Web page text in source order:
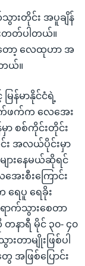
ားတိုင်း အပူချိန်
တတ်ပါတယ်။
တော့ လေထုဟာ အ
ယ်။
ြန်မာနိုင်ငံရဲ့
က်ဖက်က လေအေး
ာ စစ်ကိုင်းတိုင်း
း အလယ်ပိုင်းမှာ
ားနေမယ်ဆိုရင်
ေးစီးကြောင်း
ရေပူ ရေခိုး
ာက်သွားစေတာ
ာရီ မိုင် ၃၀- ၄၀
တာမျိုးဖြစ်ပါ
အဖြစ်ပြောင်း